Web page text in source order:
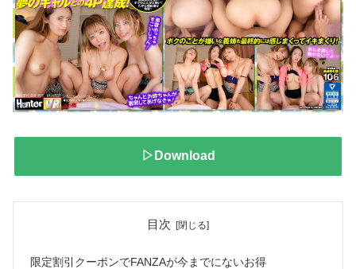
▷Download
目次
限定割引クーポンでFANZAが今までにないお得